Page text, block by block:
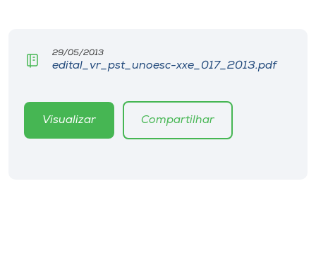
Editora
Museu
29/05/2013
edital_vr_pst_unoesc-xxe_017_2013.pdf
Visualizar Compartilhar